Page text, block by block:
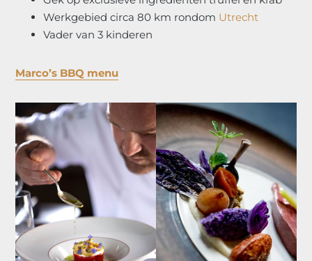
Werkgebied circa 80 km rondom Utrecht
Vader van 3 kinderen
Marco’s BBQ menu